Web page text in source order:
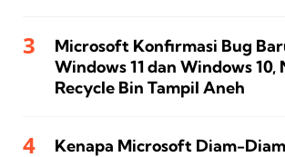
Microsoft Konfirmasi Bug
Windows 11 dan Windows 10,
Recycle Bin Tampil Aneh
Kenapa Microsoft Diam-